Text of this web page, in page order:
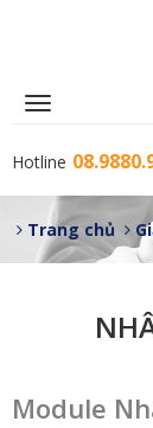
Toggle
Hotline
Trang chủ
Module